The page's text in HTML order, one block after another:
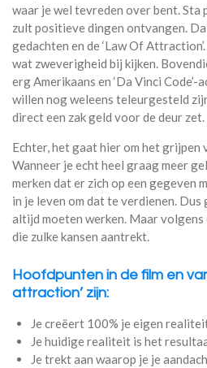
waar je wel tevreden over bent. Sta
zult positieve dingen ontvangen.
gedachten en de ‘Law Of
wat zweverigheid bij kijken.
erg Amerikaans en ‘Da Vinci Code’-
willen nog weleens teleurgesteld
direct een zak geld voor de deur zet.
Echter, het gaat hier om het grijpen
Wanneer je echt heel graag meer
merken dat er zich op een gegeven
in je leven om dat te verdienen. Dus
altijd moeten werken. Maar
die zulke kansen aantrekt.
Hoofdpunten in de film en
attraction’ zijn:
Je creëert 100% je eigen
Je huidige realiteit is het
Je trekt aan waarop je je